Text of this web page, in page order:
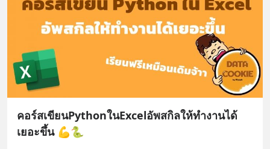
คอร์สเขียนPythonในExcelอัพสกิลให้ทำงานได้
เยอะขึ้น 💪🐍